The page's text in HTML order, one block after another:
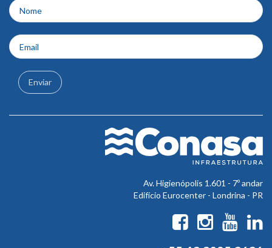
rodapé
Enviar
Av. Higienópolis 1.601 - 7º andar
Edifício Eurocenter - Londrina - PR